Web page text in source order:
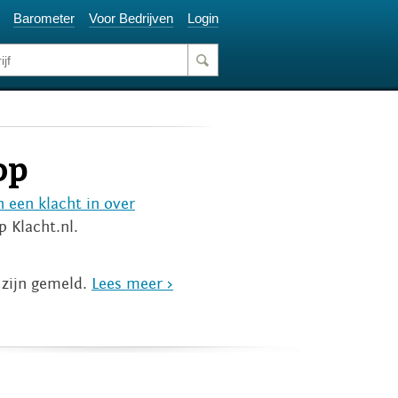
Barometer Voor Bedrijven Login
een klacht in over
Klacht.nl.
gemeld. Lees meer >